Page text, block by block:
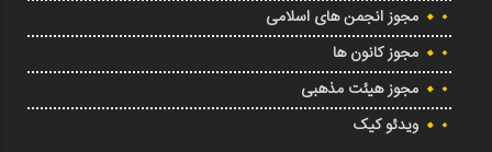
مجوز انجمن های اسلامی
مجوز کانون ها
مجوز هیئت مذهبی
ویدئو کیک